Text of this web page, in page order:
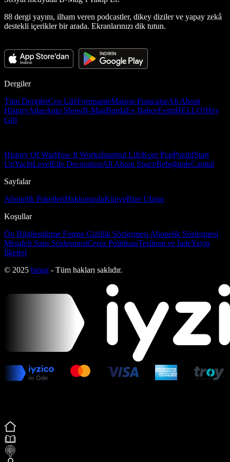
88 dergi yayını, ilham veren podcastler, dikey diziler ve yapay zekâ
destekli içerikler bir arada. Ekranlarınızı dik tutun.
Dergiler
Tüm DergilerCeo LifeFormsanteMaison FrançaiseAll About
HistoryAtlasAuto ShowB-MagBurdaEv BahçeEvimHELLO!Hey
Girl
History Of WarHow It Worksİstanbul LifeKore PopPozitifStart
UpYachtLevelElle DecorationAll About SpaceBebeğimleCapital
Sayfalar
Abonelik PaketleriHakkımızdaKünyeBize Ulaşın
Koşullar
Ön Bilgilendirme Formu Gizlilik Sözleşmesi Abonelik Sözleşmesi
Mesafeli Satış SözleşmesiÇerez PolitikasıTeslimat ve İadeYayın
İlkeleri
© 2025 bmag - Tüm hakları saklıdır.